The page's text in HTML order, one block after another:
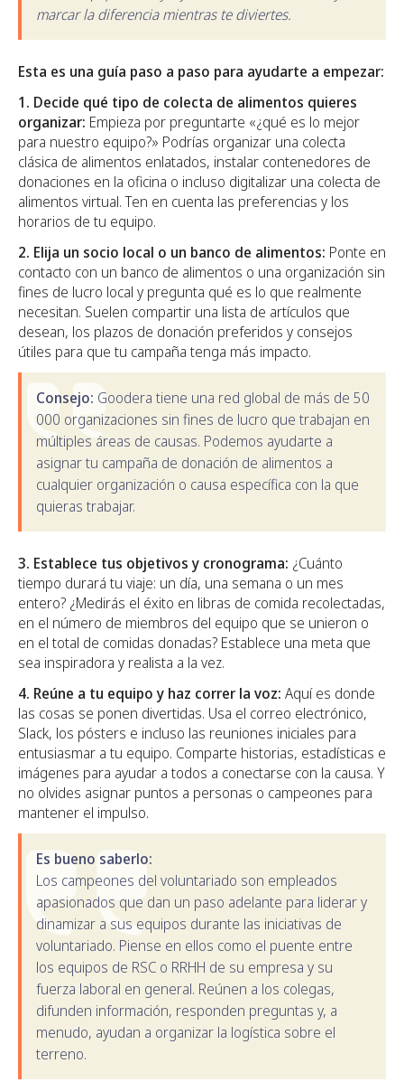
marcar la diferencia mientras te diviertes.
Esta es una guía paso a paso para ayudarte a empezar:
1. Decide qué tipo de colecta de alimentos quieres
organizar: Empieza por preguntarte «¿qué es lo mejor
para nuestro equipo?» Podrías organizar una colecta
clásica de alimentos enlatados, instalar contenedores de
donaciones en la oficina o incluso digitalizar una colecta de
alimentos virtual. Ten en cuenta las preferencias y los
horarios de tu equipo.
2. Elija un socio local o un banco de alimentos: Ponte en
contacto con un banco de alimentos o una organización sin
fines de lucro local y pregunta qué es lo que realmente
necesitan. Suelen compartir una lista de artículos que
desean, los plazos de donación preferidos y consejos
útiles para que tu campaña tenga más impacto.
Consejo: Goodera tiene una red global de más de 50
000 organizaciones sin fines de lucro que trabajan en
múltiples áreas de causas. Podemos ayudarte a
asignar tu campaña de donación de alimentos a
cualquier organización o causa específica con la que
quieras trabajar.
3. Establece tus objetivos y cronograma: ¿Cuánto
tiempo durará tu viaje: un día, una semana o un mes
entero? ¿Medirás el éxito en libras de comida recolectadas,
en el número de miembros del equipo que se unieron o
en el total de comidas donadas? Establece una meta que
sea inspiradora y realista a la vez.
4. Reúne a tu equipo y haz correr la voz: Aquí es donde
las cosas se ponen divertidas. Usa el correo electrónico,
Slack, los pósters e incluso las reuniones iniciales para
entusiasmar a tu equipo. Comparte historias, estadísticas e
imágenes para ayudar a todos a conectarse con la causa. Y
no olvides asignar puntos a personas o campeones para
mantener el impulso.
Es bueno saberlo:
Los campeones del voluntariado son empleados
apasionados que dan un paso adelante para liderar y
dinamizar a sus equipos durante las iniciativas de
voluntariado. Piense en ellos como el puente entre
los equipos de RSC o RRHH de su empresa y su
fuerza laboral en general. Reúnen a los colegas,
difunden información, responden preguntas y, a
menudo, ayudan a organizar la logística sobre el
terreno.